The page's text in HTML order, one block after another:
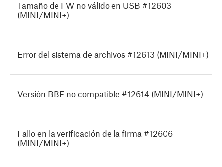
Tamaño de FW no válido en USB #12603
(MINI/MINI+)
Error del sistema de archivos #12613 (MINI/MINI+)
Versión BBF no compatible #12614 (MINI/MINI+)
Fallo en la verificación de la firma #12606
(MINI/MINI+)